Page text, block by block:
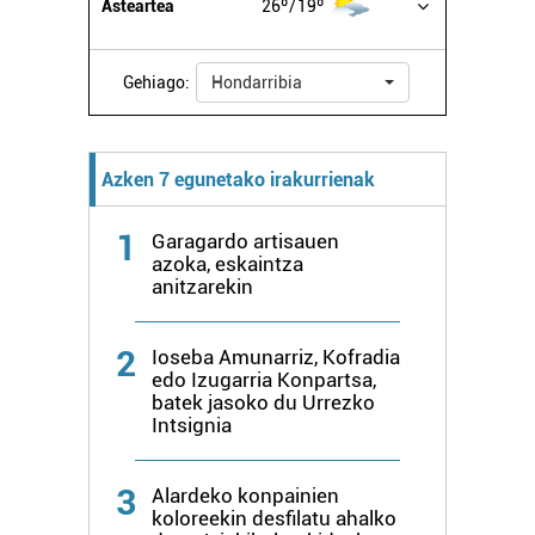
zure baimena Cookieen adierazpenean.
Webgune honek cookie propioak eta hirugarrenen cookie-
fitxategiak erabiltzen ditu. Zure esperientzia eta
erabiltzeko baimen esplizitua ematen diguzu.
Asteartea 26º 19º
Gehiago: Hondarribia
Azken 7 egunetako irakurrienak
1
Garagardo artisauen
azoka, eskaintza
anitzarekin
2
Ioseba Amunarriz, Kofradia
edo Izugarria Konpartsa,
batek jasoko du Urrezko
Intsignia
3
Alardeko konpainien
koloreekin desfilatu ahalko